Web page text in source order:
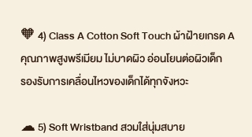
🧡 4) Class A Cotton Soft Touch ผ้าฝ้ายเกรด A
คุณภาพสูงพรีเมียม ไม่บาดผิว อ่อนโยนต่อผิวเด็ก
รองรับการเคลื่อนไหวของเด็กได้ทุกจังหวะ
☁ 5) Soft Wristband สวมใส่นุ่มสบาย